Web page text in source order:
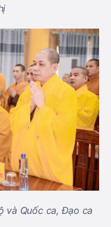
và Quốc ca, Đạo ca